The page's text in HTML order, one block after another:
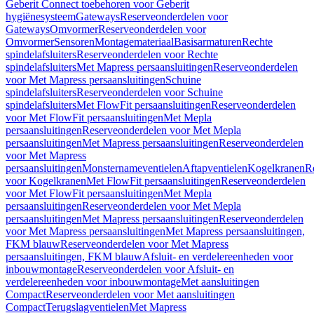
Geberit Connect toebehoren voor Geberit
hygiënesysteemGatewaysReserveonderdelen voor
GatewaysOmvormerReserveonderdelen voor
OmvormerSensorenMontagemateriaalBasisarmaturenRechte
spindelafsluitersReserveonderdelen voor Rechte
spindelafsluitersMet Mapress persaansluitingenReserveonderdelen
voor Met Mapress persaansluitingenSchuine
spindelafsluitersReserveonderdelen voor Schuine
spindelafsluitersMet FlowFit persaansluitingenReserveonderdelen
voor Met FlowFit persaansluitingenMet Mepla
persaansluitingenReserveonderdelen voor Met Mepla
persaansluitingenMet Mapress persaansluitingenReserveonderdelen
voor Met Mapress
persaansluitingenMonsternameventielenAftapventielenKogelkranen
voor KogelkranenMet FlowFit persaansluitingenReserveonderdelen
voor Met FlowFit persaansluitingenMet Mepla
persaansluitingenReserveonderdelen voor Met Mepla
persaansluitingenMet Mapress persaansluitingenReserveonderdelen
voor Met Mapress persaansluitingenMet Mapress persaansluitingen,
FKM blauwReserveonderdelen voor Met Mapress
persaansluitingen, FKM blauwAfsluit- en verdelereenheden voor
inbouwmontageReserveonderdelen voor Afsluit- en
verdelereenheden voor inbouwmontageMet aansluitingen
CompactReserveonderdelen voor Met aansluitingen
CompactTerugslagventielenMet Mapress